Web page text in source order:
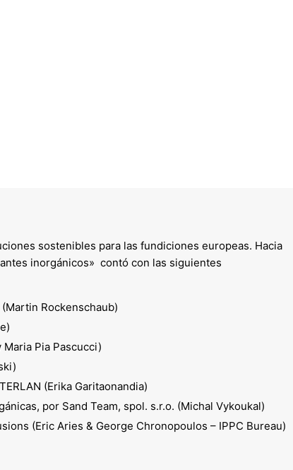
sostenibles para las fundiciones europeas. Hacia
inorgánicos» contó con las siguientes
Rockenschaub)
Pia Pascucci)
(Erika Garitaonandia)
por Sand Team, spol. s.r.o. (Michal Vykoukal)
(Eric Aries & George Chronopoulos – IPPC Bureau)